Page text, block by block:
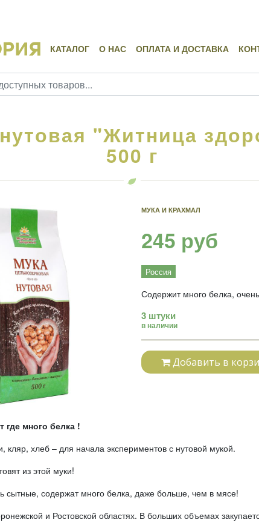
КАТАЛОГ О НАС ОПЛАТА И ДОСТАВКА
"Житница
500 г
МУКА И КРАХМАЛ
245 руб
Россия
Содержит много белка,
3 штуки
в наличии
Добавить в
где много белка !
хлеб – для начала экспериментов с нутовой мукой.
из этой муки!
сытные, содержат много белка, даже больше, чем в мясе!
и Ростовской областях. В больших объемах